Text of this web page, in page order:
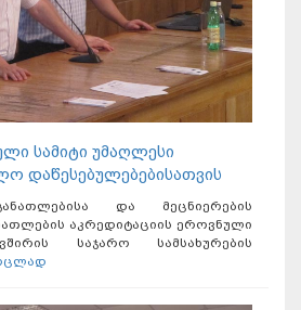
სამიტი უმაღლესი
დაწესებულებებისათვის
და მეცნიერების
აკრედიტაციის ეროვნული
საჯარო სამსახურების